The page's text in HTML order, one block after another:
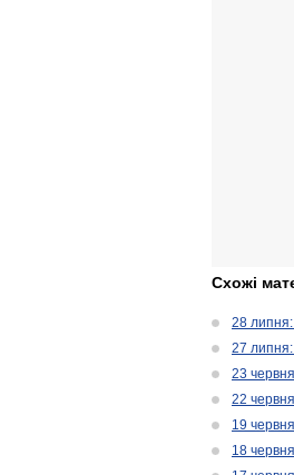
Схожі
28 липня:
27 липня:
23
22
19
18